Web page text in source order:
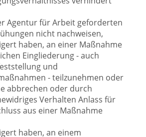
Agentur für Arbeit geforderten
nicht nachweisen,
haben, an einer Maßnahme
Eingliederung - auch
und
- teilzunehmen oder
abbrechen oder durch
Verhalten Anlass für
aus einer Maßnahme
haben, an einem